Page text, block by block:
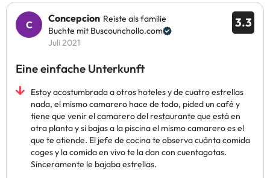
3.3
Concepcion Reiste als familie
Buchte mit Buscounchollo.com
Juli 2021
Eine einfache Unterkunft
Estoy acostumbrada a otros hoteles y de cuatro estrellas
nada, el mismo camarero hace de todo, pided un café y
tiene que venir el camarero del restaurante que está en
otra planta y si bajas a la piscina el mismo camarero es el
que te atiende. El jefe de cocina te observa cuánta comida
coges y la comida en vivo te la dan con cuentagotas.
Sinceramente le bajaba estrellas.